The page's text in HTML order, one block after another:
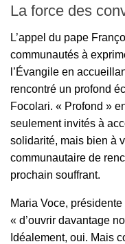
La force des
L’appel du pape
communautés à
l’Évangile en
rencontré un profond
Focolari. « Profond »
seulement invités à
solidarité, mais bien à
communautaire de
prochain souffrant.
Maria Voce,
« d’ouvrir davantage
Idéalement, oui. Mais